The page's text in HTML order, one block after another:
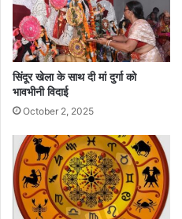
सिंदूर खेला के साथ दी मां दुर्गा को
भावभीनी विदाई
October 2, 2025